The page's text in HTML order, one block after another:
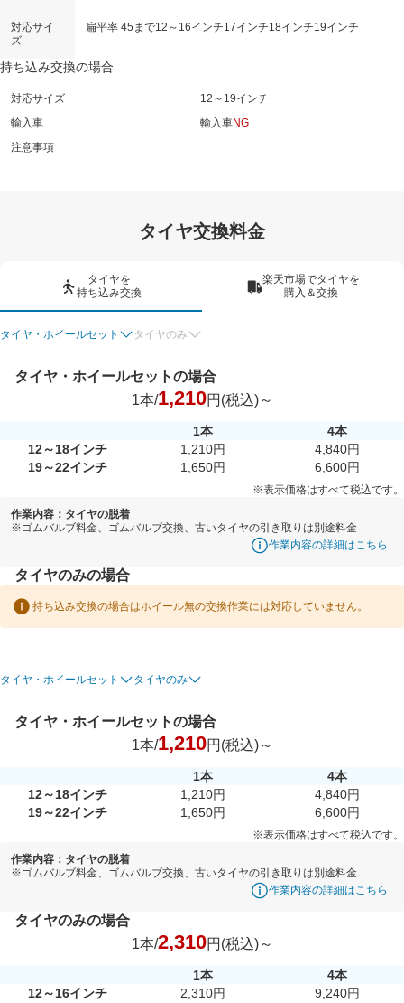
対応サイ
ズ
扁平率 45まで12～16インチ17インチ18インチ19インチ
持ち込み交換の場合
対応サイズ
12～19インチ
輸入車
輸入車NG
注意事項
タイヤ交換料金
タイヤを
持ち込み交換
楽天市場でタイヤを
購入＆交換
タイヤ・ホイールセット タイヤのみ
タイヤ・ホイールセットの場合
1本/1,210円(税込)～
1本
4本
12～18インチ
1,210円
4,840円
19～22インチ
1,650円 6,600円
※表示価格はすべて税込です。
作業内容：タイヤの脱着
※ゴムバルブ料金、ゴムバルブ交換、古いタイヤの引き取りは別途料金
作業内容の詳細はこちら
タイヤのみの場合
持ち込み交換の場合はホイール無の交換作業には対応していません。
タイヤ・ホイールセット タイヤのみ
タイヤ・ホイールセットの場合
1本/1,210円(税込)～
1本
4本
12～18インチ
1,210円
4,840円
19～22インチ
1,650円 6,600円
※表示価格はすべて税込です。
作業内容：タイヤの脱着
※ゴムバルブ料金、ゴムバルブ交換、古いタイヤの引き取りは別途料金
作業内容の詳細はこちら
タイヤのみの場合
1本/2,310円(税込)～
1本
4本
12～16インチ
2,310円 9,240円